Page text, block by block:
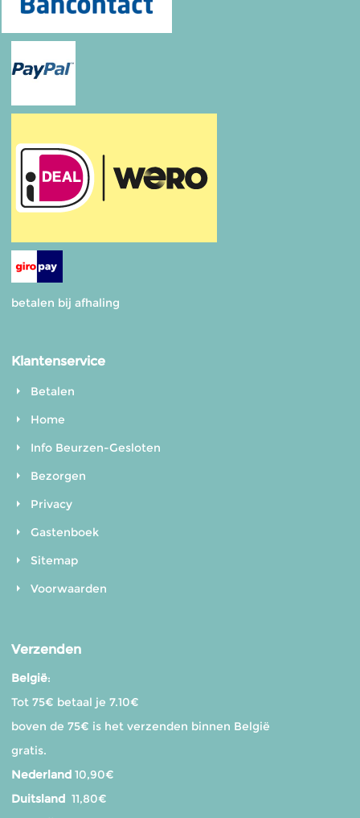
betalen bij afhaling
Klantenservice
Betalen
Home
Info Beurzen-Gesloten
Bezorgen
Privacy
Gastenboek
Sitemap
Voorwaarden
Verzenden
België:
Tot 75€ betaal je 7.10€
boven de 75€ is het verzenden binnen België
gratis.
Nederland10,90€
Duitsland11,80€